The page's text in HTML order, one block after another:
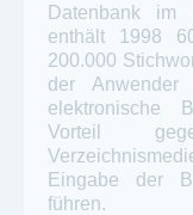
Datenbank im
enthält 1998
200.000
der
elektronische
Vorteil
Eingabe der
führen.